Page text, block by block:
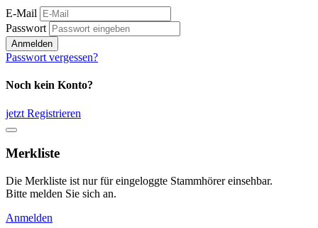
E-Mail
Passwort
Anmelden
Passwort vergessen?
Noch kein Konto?
jetzt Registrieren
Merkliste
Die Merkliste ist nur für eingeloggte Stammhörer einsehbar.
Bitte melden Sie sich an.
Anmelden